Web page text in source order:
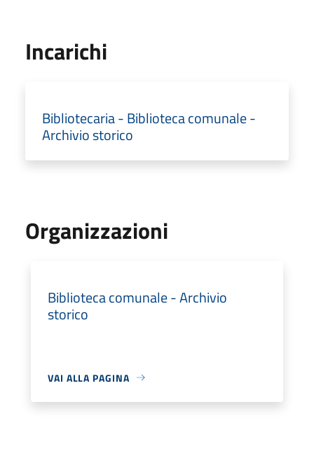
Incarichi
Bibliotecaria - Biblioteca comunale -
Archivio storico
Organizzazioni
Biblioteca comunale - Archivio
storico
VAI ALLA PAGINA